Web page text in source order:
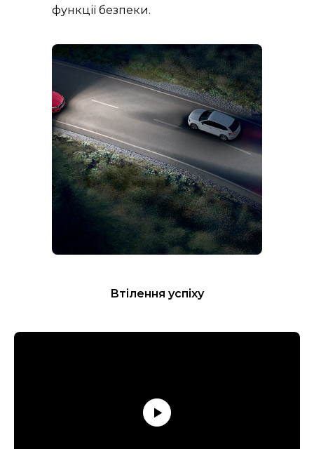
функції безпеки.
Втілення успіху